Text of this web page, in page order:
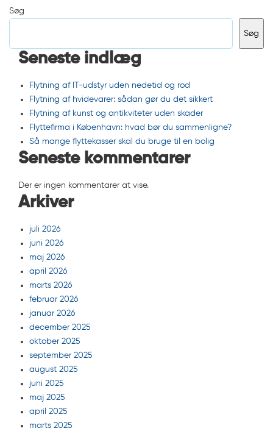
Søg
Søg
Seneste indlæg
Flytning af IT-udstyr uden nedetid og rod
Flytning af hvidevarer: sådan gør du det sikkert
Flytning af kunst og antikviteter uden skader
Flyttefirma i København: hvad bør du sammenligne?
Så mange flyttekasser skal du bruge til en bolig
Seneste kommentarer
Der er ingen kommentarer at vise.
Arkiver
juli 2026
juni 2026
maj 2026
april 2026
marts 2026
februar 2026
januar 2026
december 2025
oktober 2025
september 2025
august 2025
juni 2025
maj 2025
april 2025
marts 2025